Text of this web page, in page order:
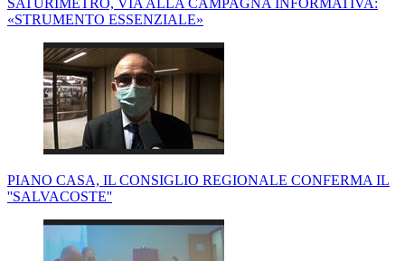
SATURIMETRO, VIA ALLA CAMPAGNA INFORMATIVA:
«STRUMENTO ESSENZIALE»
PIANO CASA, IL CONSIGLIO REGIONALE CONFERMA IL
''SALVACOSTE''